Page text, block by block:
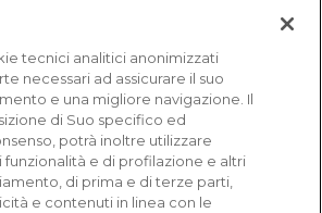
San Raffaele di archiviare e
per fornire il contenuto
richiesto.
tecnici analitici anonimizzati
necessari ad assicurare il suo
e una migliore navigazione. Il
di Suo specifico ed
potrà inoltre utilizzare
funzionalità e di profilazione e altri
di prima e di terze parti,
e contenuti in linea con le